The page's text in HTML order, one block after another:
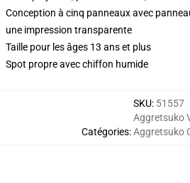
Conception à cinq panneaux avec
une impression transparente
Taille pour les âges 13 ans et plus
Spot propre avec chiffon humide
SKU: 51557
Catégories:
Aggretsuko
Aggretsuko